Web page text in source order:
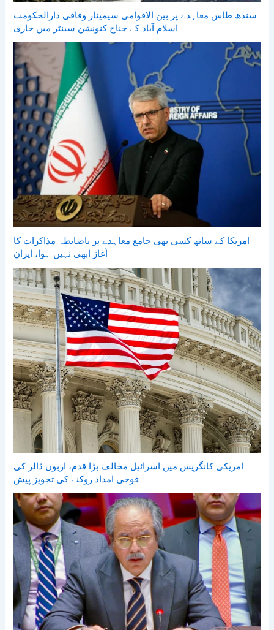
سندھ طاس معاہدے پر بین الاقوامی سیمینار وفاقی دارالحکومت
اسلام آباد کے جناح کنونشن سینٹر میں جاری
امریکا کے ساتھ کسی بھی جامع معاہدے پر باضابطہ مذاکرات کا
آغاز ابھی نہیں ہوا، ایران
امریکی کانگریس میں اسرائیل مخالف بڑا قدم، اربوں ڈالر کی
فوجی امداد روکنے کی تجویز پیش